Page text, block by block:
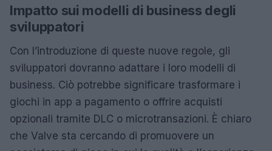
Impatto sui modelli di business degli
sviluppatori
Con l’introduzione di queste nuove regole, gli
sviluppatori dovranno adattare i loro modelli di
business. Ciò potrebbe significare trasformare i
giochi in app a pagamento o offrire acquisti
opzionali tramite DLC o microtransazioni. È chiaro
che Valve sta cercando di promuovere un